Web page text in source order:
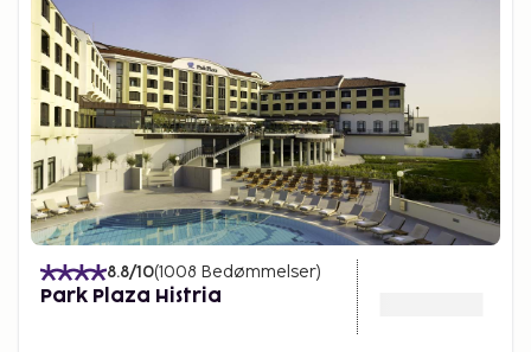
8.8/10(1008 Bedømmelser)
Park Plaza Histria